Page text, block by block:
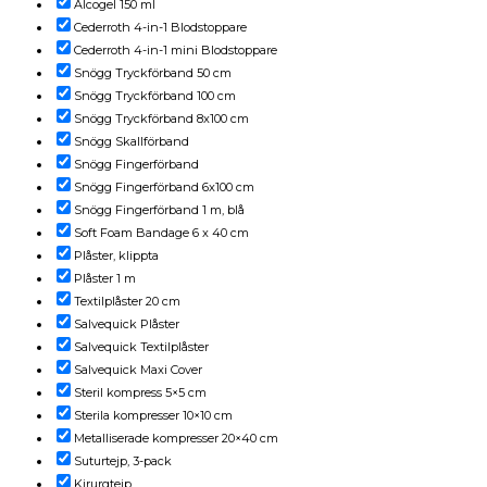
Alcogel 150 ml
Cederroth 4-in-1 Blodstoppare
Cederroth 4-in-1 mini Blodstoppare
Snögg Tryckförband 50 cm
Snögg Tryckförband 100 cm
Snögg Tryckförband 8x100 cm
Snögg Skallförband
Snögg Fingerförband
Snögg Fingerförband 6x100 cm
Snögg Fingerförband 1 m, blå
Soft Foam Bandage 6 x 40 cm
Plåster, klippta
Plåster 1 m
Textilplåster 20 cm
Salvequick Plåster
Salvequick Textilplåster
Salvequick Maxi Cover
Steril kompress 5×5 cm
Sterila kompresser 10×10 cm
Metalliserade kompresser 20×40 cm
Suturtejp, 3-pack
Kirurgtejp